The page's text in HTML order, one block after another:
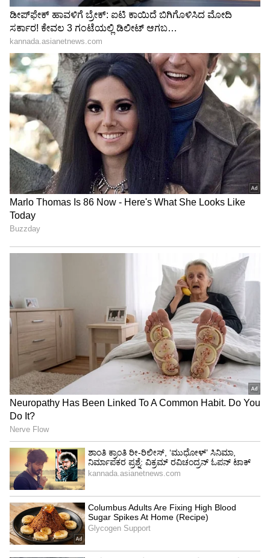
ಆಗಿ. ಮತ್ತೆ ದ್ರಾವಿಡ್ ಕೀಪಿಂಗ್ ಗ್ಲೌಸ್ ತೊಟ್ಟದ್ದು 15 ವರ್ಷಗಳ
ನಂತರ. ಅದು ಭಾರತ ತಂಡದಲ್ಲಿ. ಅನಿವಾರ್ಯತೆಗಾಗಿ.
ವಿಕೆಟ್ ಕೀಪಿಂಗ್ ಮಾಡುವಂತೆ ದ್ರಾವಿಡ್ ಅವರನ್ನು ಬಲವಂತ
ಮಾಡಿ ಒಪ್ಪಿಸಿದ್ದು ಆಗಿನ ಭಾರತ ತಂಡದ ನಾಯಕ ಸೌರವ್
ಗಂಗೂಲಿ. ಮುಂದಿನದ್ದು ಇತಿಹಾಸ. ಒಂದಿಡೀ ವಿಶ್ವಕಪ್
ಟೂರ್ನಿಯಲ್ಲಿ ವಿಕೆಟ್ ಕೀಪಿಂಗ್ ಮಾಡಿ ಭಾರತ ಫೈನಲ್
ತಲುಪಲು ಕೊಡುಗೆ ನೀಡಿದವರು ದ್ರಾವಿಡ್.
ಕಿರಿಮಗ ಅನ್ವಯ್ ದ್ರಾವಿಡ್ ವಿಕೆಟ್ ಕೀಪರ್-ಬ್ಯಾಟರ್
ಆಗಿಯೇ ಕ್ರಿಕೆಟ್ ಆರಂಭಿಸಿದ್ದಾನೆ. 17ನೇ ವಯಸ್ಸಿಗೆ ಭಾರತ
ಅಂಡರ್-19 ತಂಡಕ್ಕೆ ಆಯ್ಕೆಯಾಗಿರುವ ಅನ್ವಯ್
ಶ್ರೀಲಂಕಾದಲ್ಲಿ ನಡೆಯುತ್ತಿರುವ ಅಂಡರ್-19 ಏಕದಿನ
ಸರಣಿಯ 2ನೇ ಪಂದ್ಯದಲ್ಲಿ 67 ಎಸೆತಗಳಲ್ಲಿ 87 ರನ್ ಗಳಿಸಿ
ಮಿಂಚಿದ್ದಾರೆ. ಅಣ್ಣ ಮಹಾರಾಜ ಟ್ರೋಫಿಯಲ್ಲಿ ಮಿಂಚುತ್ತಿದ್ದರೆ,
ತಮ್ಮ ಭಾರತ ಅಂಡರ್-19 ತಂಡದ ಪರ ಮಿಂಚುತ್ತಿದ್ದಾನೆ.
ಇಬ್ಬರು ಮಕ್ಕಳಲ್ಲಿ ಅಪ್ಪನಂತೆ ಆಗುವವನು ಯಾರು..? ನನ್ನನ್ನು
ಕೇಳಿದರೆ ಯಾರೂ ಆಗಲಾರರು. ಏಕೆಂದರೆ ವಿಶ್ವಕ್ಕೊಬ್ಬನೇ
ರಾಹುಲ್ ದ್ರಾವಿಡ್. ಅವರಂಥಾ ಮತ್ತೊಬ್ಬ ಕ್ರಿಕೆಟಿಗ
ಹುಟ್ಟಲಾರ. ಬ್ಯಾಟಿಂಗ್ ಶೈಲಿ, ಕೆಲ ನಿರ್ದಿಷ್ಟ ಹೊಡೆತಗಳನ್ನು
"ರಾಜಕೀಯ ಬೇಡ, ಸಿನಿಮಾನೇ ಪ್ರಾಣ":
ಕನಕೋತ್ಸವದಲ್ಲಿ ರಿಷಬ್ ಶೆಟ್ಟಿ | Rishab
Shetty speech | Suvarna News
ಶೇ.50 ರಿಂದ ಶೇ.18 ಕ್ಕೆ TAX ಇಳಿಕೆ: ಮೋದಿ-
ಟ್ರಂಪ್ ಐತಿಹಾಸಿಕ ಒಪ್ಪಂದ | India US
Trade Deal | Party Rounds